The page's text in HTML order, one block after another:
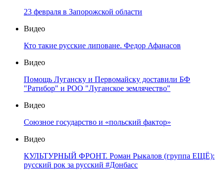
23 февраля в Запорожской области
Видео
Кто такие русские липоване. Федор Афанасов
Видео
Помощь Луганску и Первомайску доставили БФ
"Ратибор" и РОО "Луганское землячество"
Видео
Союзное государство и «польский фактор»
Видео
КУЛЬТУРНЫЙ ФРОНТ. Роман Рыкалов (группа ЕЩЁ):
русский рок за русский #Донбасс